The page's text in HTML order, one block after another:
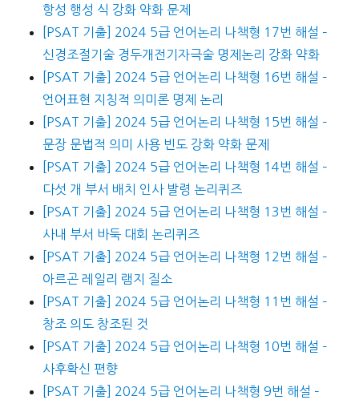
항성 행성 식 강화 약화 문제
[PSAT 기출] 2024 5급 언어논리 나책형 17번 해설 –
신경조절기술 경두개전기자극술 명제논리 강화 약화
[PSAT 기출] 2024 5급 언어논리 나책형 16번 해설 –
언어표현 지칭적 의미론 명제 논리
[PSAT 기출] 2024 5급 언어논리 나책형 15번 해설 –
문장 문법적 의미 사용 빈도 강화 약화 문제
[PSAT 기출] 2024 5급 언어논리 나책형 14번 해설 –
다섯 개 부서 배치 인사 발령 논리퀴즈
[PSAT 기출] 2024 5급 언어논리 나책형 13번 해설 –
사내 부서 바둑 대회 논리퀴즈
[PSAT 기출] 2024 5급 언어논리 나책형 12번 해설 –
아르곤 레일리 램지 질소
[PSAT 기출] 2024 5급 언어논리 나책형 11번 해설 –
창조 의도 창조된 것
[PSAT 기출] 2024 5급 언어논리 나책형 10번 해설 –
사후확신 편향
[PSAT 기출] 2024 5급 언어논리 나책형 9번 해설 –